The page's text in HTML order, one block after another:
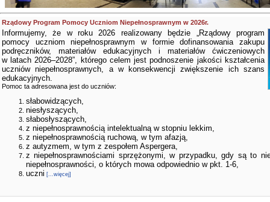
Rządowy Program Pomocy Uczniom Niepełnosprawnym w 2026r.
Informujemy, że w roku 2026 realizowany będzie „Rządowy program
pomocy uczniom niepełnosprawnym w formie dofinansowania zakupu
podręczników, materiałów edukacyjnych i materiałów ćwiczeniowych
w latach 2026–2028”, którego celem jest podnoszenie jakości kształcenia
uczniów niepełnosprawnych, a w konsekwencji zwiększenie ich szans
edukacyjnych.
Pomoc ta adresowana jest do uczniów:
słabowidzących,
niesłyszących,
słabosłyszących,
z niepełnosprawnością intelektualną w stopniu lekkim,
z niepełnosprawnością ruchową, w tym afazją,
z autyzmem, w tym z zespołem Aspergera,
z niepełnosprawnościami sprzężonymi, w przypadku, gdy są to
niepełnosprawności, o których mowa odpowiednio w pkt. 1-6,
uczni [...więcej]